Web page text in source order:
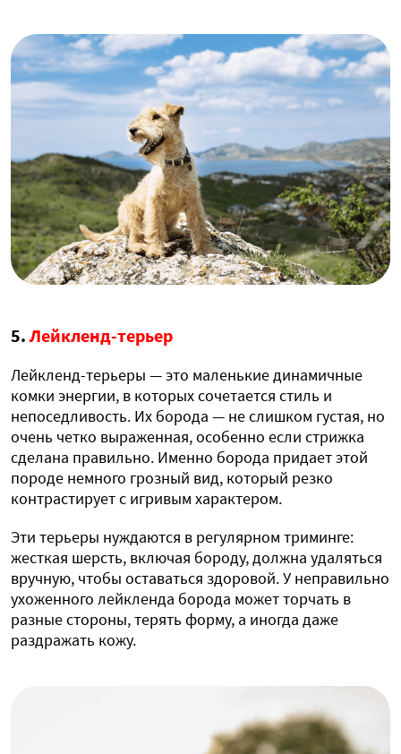
5.Лейкленд-терьер
Лейкленд-терьеры — это маленькие динамичные
комки энергии, в которых сочетается стиль и
непоседливость. Их борода — не слишком густая, но
очень четко выраженная, особенно если стрижка
сделана правильно. Именно борода придает этой
породе немного грозный вид, который резко
контрастирует с игривым характером.
Эти терьеры нуждаются в регулярном триминге:
жесткая шерсть, включая бороду, должна удаляться
вручную, чтобы оставаться здоровой. У неправильно
ухоженного лейкленда борода может торчать в
разные стороны, терять форму, а иногда даже
раздражать кожу.